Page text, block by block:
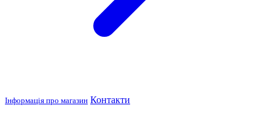
Інформація про магазин Контакти